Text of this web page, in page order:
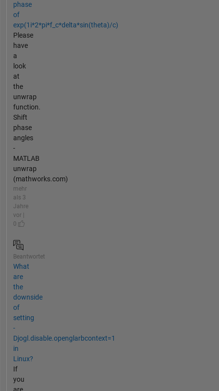
phase
of
exp(1i*2*pi*f_c*delta*sin(theta)/c)
Please
have
a
look
at
the
unwrap
function.
Shift
phase
angles
-
MATLAB
unwrap
(mathworks.com)
mehr
als 3
Jahre
vor |
0
Beantwortet
What
are
the
downside
of
setting
-
Djogl.disable.openglarbcontext=1
in
Linux?
If
you
are